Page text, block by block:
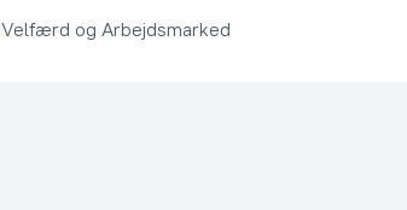
Velfærd og Arbejdsmarked